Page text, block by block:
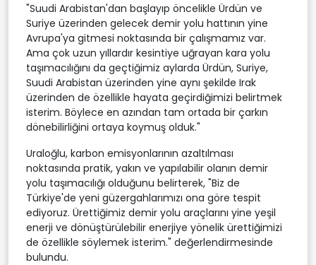
"Suudi Arabistan'dan başlayıp öncelikle Ürdün ve
Suriye üzerinden gelecek demir yolu hattının yine
Avrupa'ya gitmesi noktasında bir çalışmamız var.
Ama çok uzun yıllardır kesintiye uğrayan kara yolu
taşımacılığını da geçtiğimiz aylarda Ürdün, Suriye,
Suudi Arabistan üzerinden yine aynı şekilde Irak
üzerinden de özellikle hayata geçirdiğimizi belirtmek
isterim. Böylece en azından tam ortada bir çarkın
dönebilirliğini ortaya koymuş olduk."
Uraloğlu, karbon emisyonlarının azaltılması
noktasında pratik, yakın ve yapılabilir olanın demir
yolu taşımacılığı olduğunu belirterek, "Biz de
Türkiye'de yeni güzergahlarımızı ona göre tespit
ediyoruz. Ürettiğimiz demir yolu araçlarını yine yeşil
enerji ve dönüştürülebilir enerjiye yönelik ürettiğimizi
de özellikle söylemek isterim." değerlendirmesinde
bulundu.